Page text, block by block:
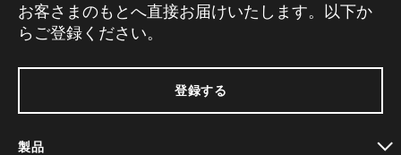
お客さまのもとへ直接お届けいたします。以下か
らご登録ください。
登録する
製品